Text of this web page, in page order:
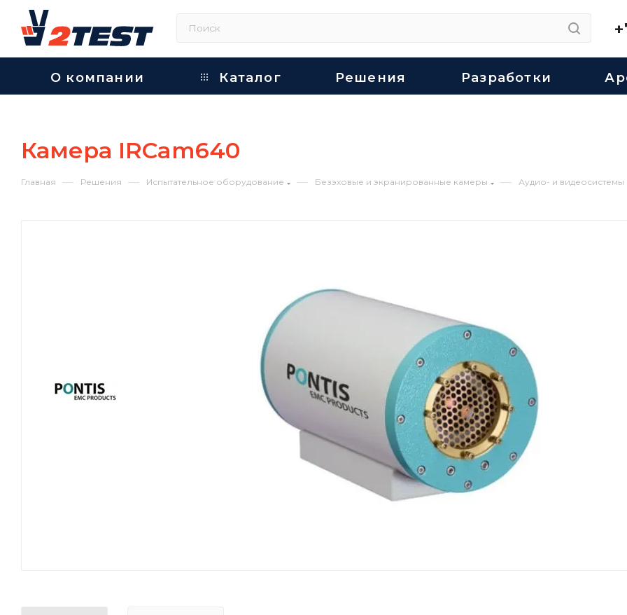
О компании Каталог Решения Разработки
Камера IRCam640
Главная — Решения — Испытательное оборудование — Безэховые и экранированные камеры — Аудио- и видеосистемы